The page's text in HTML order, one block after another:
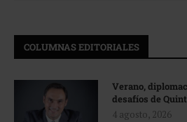
COLUMNAS EDITORIALES
Verano,
desafíos de
4 agosto, 2026